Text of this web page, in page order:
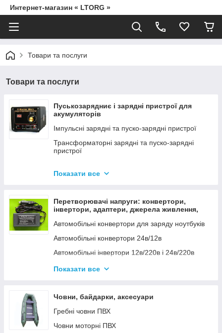
Интернет-магазин « LTORG »
Товари та послуги
Товари та послуги
Пуськозарядниє і зарядні пристрої для
акумуляторів
Імпульсні зарядні та пуско-зарядні пристрої
Трансформаторні зарядні та пуско-зарядні
пристрої
Показати все
Перетворювачі напруги: конвертори,
інвертори, адаптери, джерела живлення,
Автомобільні конвертори для заряду ноутбуків
Автомобільні конвертори 24в/12в
Автомобільні інвертори 12в/220в і 24в/220в
Вольтметры
Показати все
Човни, байдарки, аксесуари
Гребні човни ПВХ
Човни моторні ПВХ